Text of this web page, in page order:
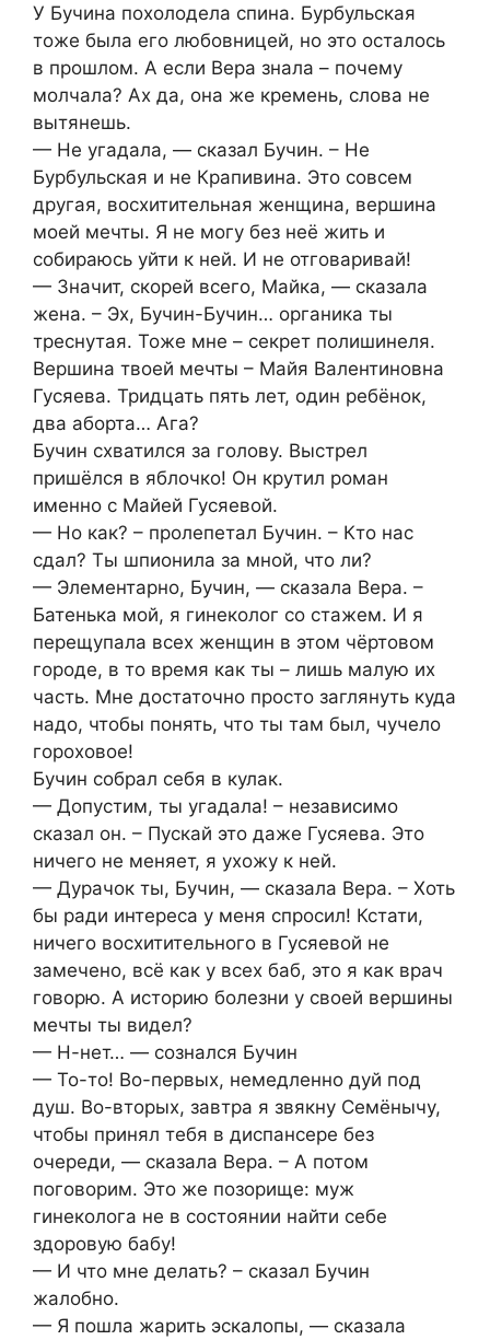
У Бучина похолодела спина. Бурбульская
тоже была его любовницей, но это осталось
в прошлом. А если Вера знала – почему
молчала? Ах да, она же кремень, слова не
вытянешь.
— Не угадала, — сказал Бучин. – Не
Бурбульская и не Крапивина. Это совсем
другая, восхитительная женщина, вершина
моей мечты. Я не могу без неё жить и
собираюсь уйти к ней. И не отговаривай!
— Значит, скорей всего, Майка, — сказала
жена. – Эх, Бучин-Бучин… органика ты
треснутая. Тоже мне – секрет полишинеля.
Вершина твоей мечты – Майя Валентиновна
Гусяева. Тридцать пять лет, один ребёнок,
два аборта… Ага?
Бучин схватился за голову. Выстрел
пришёлся в яблочко! Он крутил роман
именно с Майей Гусяевой.
— Но как? – пролепетал Бучин. – Кто нас
сдал? Ты шпионила за мной, что ли?
— Элементарно, Бучин, — сказала Вера. –
Батенька мой, я гинеколог со стажем. И я
перещупала всех женщин в этом чёртовом
городе, в то время как ты – лишь малую их
часть. Мне достаточно просто заглянуть куда
надо, чтобы понять, что ты там был, чучело
гороховое!
Бучин собрал себя в кулак.
— Допустим, ты угадала! – независимо
сказал он. – Пускай это даже Гусяева. Это
ничего не меняет, я ухожу к ней.
— Дурачок ты, Бучин, — сказала Вера. – Хоть
бы ради интереса у меня спросил! Кстати,
ничего восхитительного в Гусяевой не
замечено, всё как у всех баб, это я как врач
говорю. А историю болезни у своей вершины
мечты ты видел?
— Н-нет… — сознался Бучин
— То-то! Во-первых, немедленно дуй под
душ. Во-вторых, завтра я звякну Семёнычу,
чтобы принял тебя в диспансере без
очереди, — сказала Вера. – А потом
поговорим. Это же позорище: муж
гинеколога не в состоянии найти себе
здоровую бабу!
— И что мне делать? – сказал Бучин
жалобно.
— Я пошла жарить эскалопы, — сказала